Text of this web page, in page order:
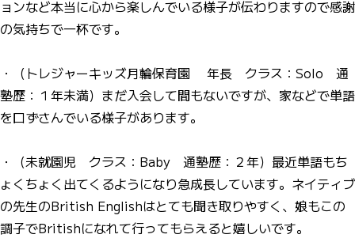
ョンなど本当に心から楽しんでいる様子が伝わりますので感謝
の気持ちで一杯です。
・（トレジャーキッズ月輪保育園 年長 クラス：Solo 通
塾歴：１年未満）まだ入会して間もないですが、家などで単語
を口ずさんでいる様子があります。
・（未就園児 クラス：Baby 通塾歴：２年）最近単語もち
ょくちょく出てくるようになり急成長しています。ネイティブ
の先生のBritish Englishはとても聞き取りやすく、娘もこの
調子でBritishになれて行ってもらえると嬉しいです。